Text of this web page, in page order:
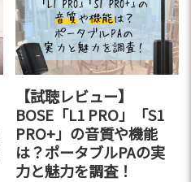
【試聴レビュー】
BOSE「L1 PRO」「S1
PRO+」の音質や機能
は？ポータブルPAの実
力と魅力を調査！